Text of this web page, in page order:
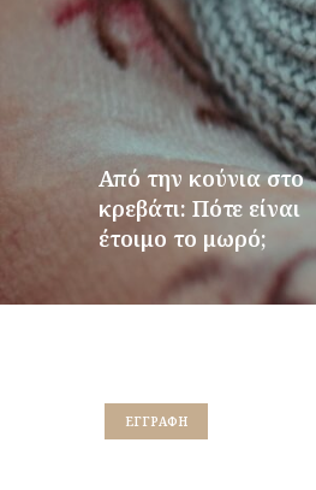
Από την κούνια στο
κρεβάτι: Πότε είναι
έτοιμο το μωρό;
EΓΓΡΑΦΉ